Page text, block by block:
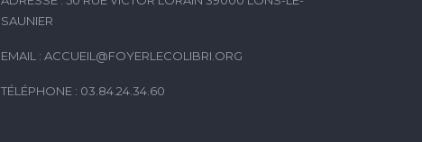
SAUNIER
EMAIL : ACCUEIL@FOYERLECOLIBRI.ORG
TÉLÉPHONE : 03.84.24.34.60